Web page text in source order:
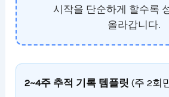
시작을 단순하게 할수록
올라갑니다.
2~4주 추적 기록 템플릿 (주 2회